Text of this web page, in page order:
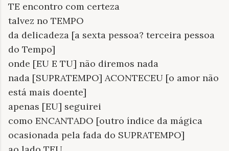
TE encontro com certeza
talvez no TEMPO
da delicadeza [a sexta pessoa? terceira pessoa
do Tempo]
onde [EU E TU] não diremos nada
nada [SUPRATEMPO] ACONTECEU [o amor não
está mais doente]
apenas [EU] seguirei
como ENCANTADO [outro índice da mágica
ocasionada pela fada do SUPRATEMPO]